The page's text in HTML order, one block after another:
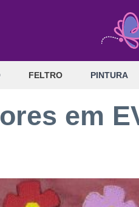
FELTRO PINTURA
em